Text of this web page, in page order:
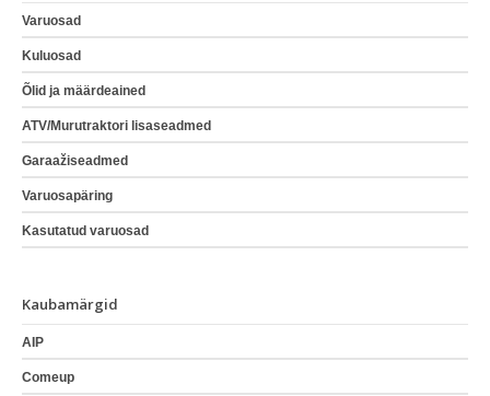
Varuosad
Kuluosad
Õlid ja määrdeained
ATV/Murutraktori lisaseadmed
Garaažiseadmed
Varuosapäring
Kasutatud varuosad
Kaubamärgid
AIP
Comeup